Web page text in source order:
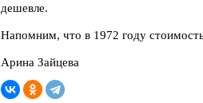
дешевле.
Напомним, что в 1972 году
Арина Зайцева